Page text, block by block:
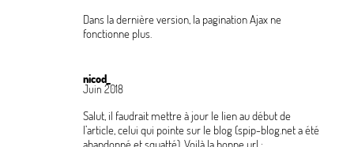
Dans la dernière version, la pagination Ajax ne
fonctionne plus.
nicod_
Juin 2018
Salut, il faudrait mettre à jour le lien au début de
l’article, celui qui pointe sur le blog (spip-blog.net a été